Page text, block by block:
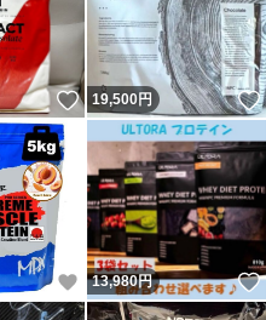
いいね！
19,500円
いいね！
13,980円